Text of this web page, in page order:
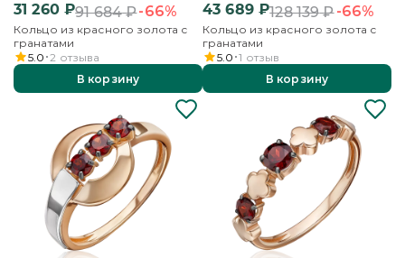
31 260₽91 684₽-66%
Кольцо из красного золота с
гранатами
5.0 2 отзыва
В корзину
43 689₽128 139₽-66%
Кольцо из красного золота с
гранатами
5.0 1 отзыв
В корзину